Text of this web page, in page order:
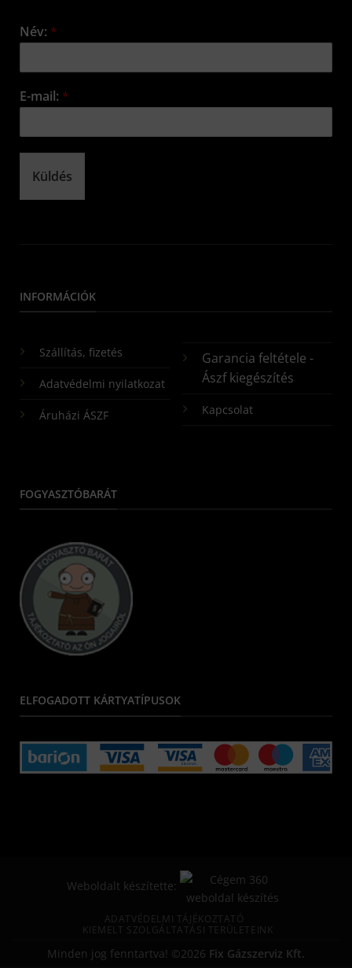
Név: *
E-mail: *
Küldés
INFORMÁCIÓK
Szállítás, fizetés
Adatvédelmi nyilatkozat
Áruházi ÁSZF
Garancia feltétele -
Ászf kiegészítés
Kapcsolat
FOGYASZTÓBARÁT
ELFOGADOTT KÁRTYATÍPUSOK
Weboldalt készítette:
ADATVÉDELMI TÁJÉKOZTATÓ
KIEMELT SZOLGÁLTATÁSI TERÜLETEINK
Minden jog fenntartva! ©2026 Fix Gázszerviz Kft.